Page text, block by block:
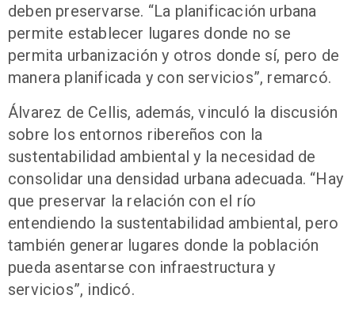
deben preservarse. “La planificación urbana
permite establecer lugares donde no se
permita urbanización y otros donde sí, pero de
manera planificada y con servicios”, remarcó.
Álvarez de Cellis, además, vinculó la discusión
sobre los entornos ribereños con la
sustentabilidad ambiental y la necesidad de
consolidar una densidad urbana adecuada. “Hay
que preservar la relación con el río
entendiendo la sustentabilidad ambiental, pero
también generar lugares donde la población
pueda asentarse con infraestructura y
servicios”, indicó.